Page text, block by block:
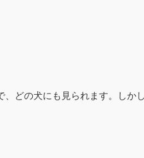
、どの犬にも見られます。しか